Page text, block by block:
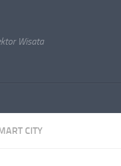
Wisata
CITY